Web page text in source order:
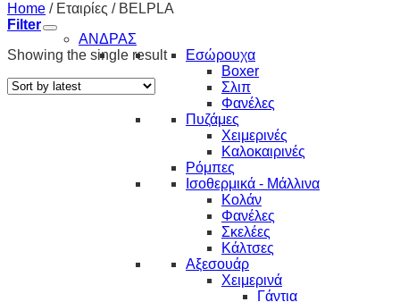
ΑΝΔΡΑΣ
Εσώρουχα
Boxer
Σλιπ
Φανέλες
Πυζάμες
Χειμερινές
Καλοκαιρινές
Ρόμπες
Ισοθερμικά - Μάλλινα
Κολάν
Φανέλες
Σκελέες
Κάλτσες
Αξεσουάρ
Χειμερινά
Γάντια
Home /Εταιρίες /BELPLA
Filter
Showing the single result